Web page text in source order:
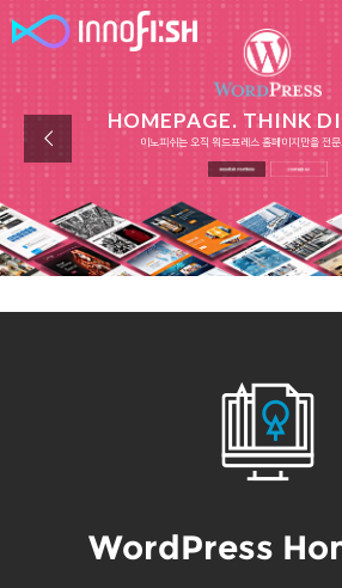
HOMEPAGE. THINK
이노피쉬는 오직 워드프레스 홈페이지만을 전
WordPress